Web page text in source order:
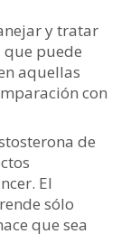
y tratar
puede
aquellas
con
de
El
sólo
que sea